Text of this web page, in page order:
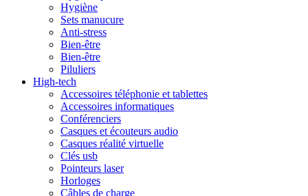
Hygiène
Sets manucure
Anti-stress
Bien-être
Bien-être
Piluliers
High-tech
Accessoires téléphonie et tablettes
Accessoires informatiques
Conférenciers
Casques et écouteurs audio
Casques réalité virtuelle
Clés usb
Pointeurs laser
Horloges
Câbles de charge